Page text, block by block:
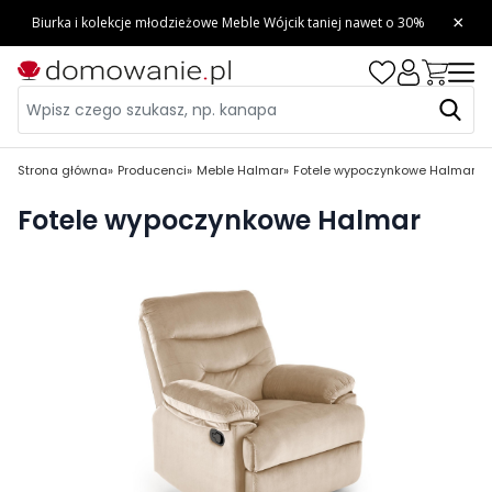
Strona główna Producenci Meble Halmar Fotele wypoczynkowe Halmar
Fotele wypoczynkowe Halmar